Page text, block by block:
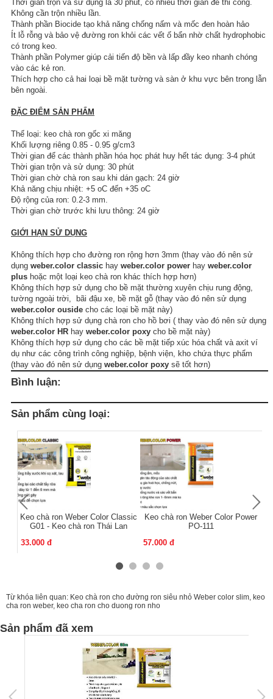
Thời gian trộn và sử dụng là 30 phút, có nhiều thời gian để thi công.
Không cần trộn nhiều lần.
Thành phần Biocide tạo khả năng chống nấm và mốc đen hoàn hảo
Ít lỗ rỗng và bảo vệ đường ron khỏi các vết ố bẩn nhờ chất hydrophobic
có trong keo.
Thành phần Polymer giúp cải tiến độ bền và lấp đầy keo nhanh chóng
vào các kẻ ron.
Thích hợp cho cả hai loại bề mặt tường và sàn ở khu vực bên trong lẫn
bên ngoài.
ĐẶC ĐIỂM SẢN PHẨM
Thể loại: keo chà ron gốc xi măng
Khối lượng riêng 0.85 - 0.95 g/cm3
Thời gian để các thành phần hóa học phát huy hết tác dụng: 3-4 phút
Thời gian trộn và sử dụng: 30 phút
Thời gian chờ chà ron sau khi dán gạch: 24 giờ
Khả năng chịu nhiệt: +5 oC đến +35 oC
Độ rộng của ron: 0.2-3 mm.
Thời gian chờ trước khi lưu thông: 24 giờ
GIỚI HẠN SỬ DỤNG
Không thích hợp cho đường ron rộng hơn 3mm (thay vào đó nên sử
dụng weber.color classic hay weber.color power hay weber.color
plus hoặc một loại keo chà ron khác thích hợp hơn)
Không thích hợp sử dụng cho bề mặt thường xuyên chịu rung động,
tường ngoài trời, bãi đậu xe, bề mặt gỗ (thay vào đó nên sử dụng
weber.color ouside cho các loại bề mặt này)
Không thích hợp sử dụng chà ron cho hồ bơi ( thay vào đó nên sử dụng
weber.color HR hay weber.color poxy cho bề mặt này)
Không thích hợp sử dụng cho các bề mặt tiếp xúc hóa chất và axit ví
dụ như các công trình công nghiệp, bệnh viện, kho chứa thực phẩm
(thay vào đó nên sử dụng weber.color poxy sẽ tốt hơn)
Bình luận:
Sản phẩm cùng loại:
Keo chà ron Weber Color Classic
G01 - Keo chà ron Thái Lan
33.000 đ
Keo chà ron Weber Color Power
PO-111
57.000 đ
Từ khóa liên quan: Keo chà ron cho đường ron siêu nhỏ Weber color slim keo
cha ron weber, keo cha ron cho duong ron nho
Sản phẩm đã xem